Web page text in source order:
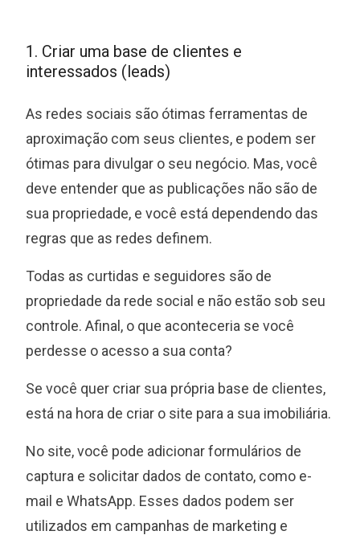
1. Criar uma base de clientes e
interessados (leads)
As redes sociais são ótimas ferramentas de
aproximação com seus clientes, e podem ser
ótimas para divulgar o seu negócio. Mas, você
deve entender que as publicações não são de
sua propriedade, e você está dependendo das
regras que as redes definem.
Todas as curtidas e seguidores são de
propriedade da rede social e não estão sob seu
controle. Afinal, o que aconteceria se você
perdesse o acesso a sua conta?
Se você quer criar sua própria base de clientes,
está na hora de criar o site para a sua imobiliária.
No site, você pode adicionar formulários de
captura e solicitar dados de contato, como e-
mail e WhatsApp. Esses dados podem ser
utilizados em campanhas de marketing e